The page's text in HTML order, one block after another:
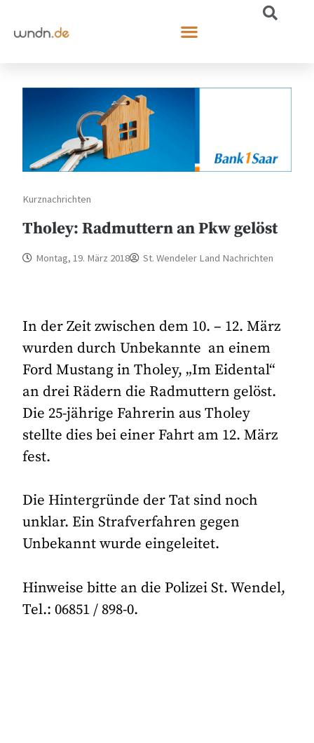
Kurznachrichten
Tholey: Radmuttern an Pkw gelöst
Montag, 19. März 2018 St. Wendeler Land Nachrichten
In der Zeit zwischen dem 10. – 12. März
wurden durch Unbekannte an einem
Ford Mustang in Tholey, „Im Eidental“
an drei Rädern die Radmuttern gelöst.
Die 25-jährige Fahrerin aus Tholey
stellte dies bei einer Fahrt am 12. März
fest.
Die Hintergründe der Tat sind noch
unklar. Ein Strafverfahren gegen
Unbekannt wurde eingeleitet.
Hinweise bitte an die Polizei St. Wendel,
Tel.: 06851 / 898-0.